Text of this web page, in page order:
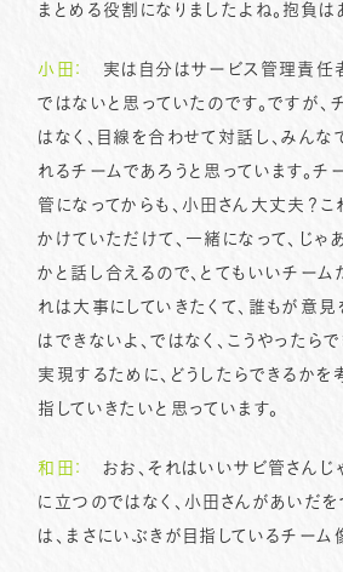
まとめる役割になりましたよね。抱負は
小田： 実は自分はサービス管理責任
ではないと思っていたのです。ですが、
はなく、目線を合わせて対話し、みん
れるチームであろうと思っています。チ
管になってからも、小田さん大丈夫？こ
かけていただけて、一緒になって、じゃ
かと話し合えるので、とてもいいチーム
れは大事にしていきたくて、誰もが意見
はできないよ、ではなく、こうやったらで
実現するために、どうしたらできるかを
指していきたいと思っています。
和田：
おお、それはいいサビ管さんじ
に立つのではなく、小田さんがあいだ
は、まさにいぶきが目指しているチーム